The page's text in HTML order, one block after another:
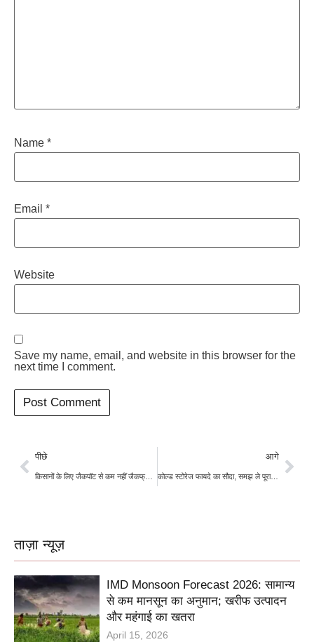
Name *
Email *
Website
Save my name, email, and website in this browser for the
next time I comment.
पीछे
किसानों के लिए जैकपॉट से कम नहीं जैकफ्रूट की खेती
आगे
कोल्ड स्टोरेज फायदे का सौदा, समझ ले पूरा गणित
ताज़ा न्यूज़
IMD Monsoon Forecast 2026: सामान्य
से कम मानसून का अनुमान; खरीफ उत्पादन
और महंगाई का खतरा
April 15, 2026